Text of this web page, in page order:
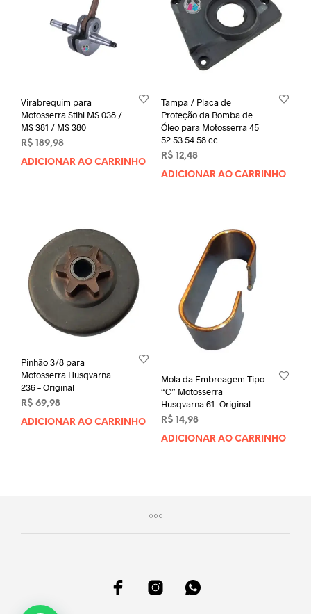
Virabrequim para
Motosserra Stihl MS 038 /
MS 381 / MS 380
R$ 189,98
ADICIONAR AO CARRINHO
Tampa / Placa de
Proteção da Bomba de
Óleo para Motosserra 45
52 53 54 58 cc
R$ 12,48
ADICIONAR AO CARRINHO
Pinhão 3/8 para
Motosserra Husqvarna
236 – Original
R$ 69,98
ADICIONAR AO CARRINHO
Mola da Embreagem Tipo
“C” Motosserra
Husqvarna 61 -Original
R$ 14,98
ADICIONAR AO CARRINHO